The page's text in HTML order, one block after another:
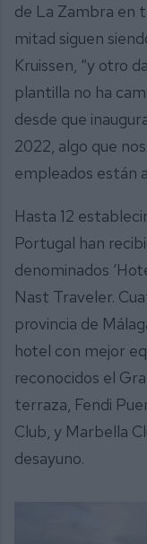
de La Zambra en
mitad siguen
Kruissen, “y otro
plantilla no ha
desde que
2022, algo que
empleados están
Hasta 12
Portugal han
denominados
Nast Traveler.
provincia de
hotel con mejor
reconocidos el
terraza, Fendi
Club, y Marbella
desayuno.